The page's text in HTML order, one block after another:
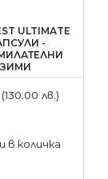
ULTIMATE
-
лв.)
в количка